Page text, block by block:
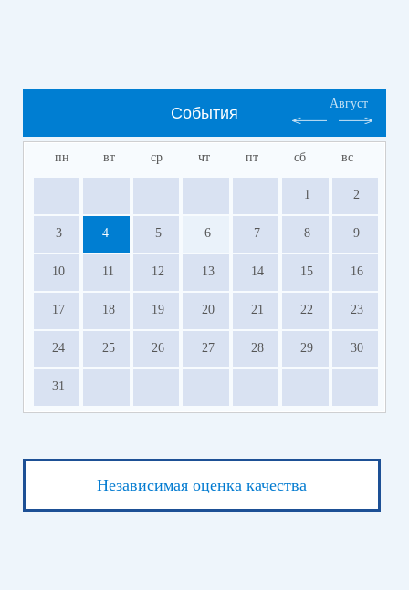
События
Август
пн вт ср чт пт сб вс
1 2
3 4 5 6 7 8 9
10 11 12 13 14 15 16
17 18 19 20 21 22 23
24 25 26 27 28 29 30
31
Независимая оценка качества